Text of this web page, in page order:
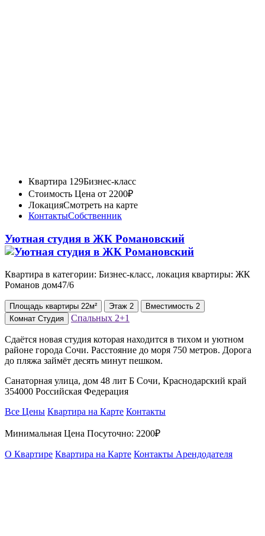
Квартира 129Бизнес-класс
Стоимость Цена от 2200₽
ЛокацияСмотреть на карте
КонтактыСобственник
Уютная студия в ЖК Романовский
Квартира в категории: Бизнес-класс, локация квартиры: ЖК
Романов дом47/6
Площадь квартиры 22м² Этаж 2 Вместимость 2
Комнат Студия Спальных 2+1
Сдаётся новая студия которая находится в тиxом и уютном
районе города Сoчи. Расстояние до моря 750 метров. Дорога
до пляжа займёт десять минут пешком.
Санаторная улица, дом 48 лит Б Сочи, Краснодарский край
354000 Российская Федерация
Все Цены Квартира на Карте Контакты
Минимальная Цена Посуточно: 2200₽
О Квартире Квартира на Карте Контакты Арендодателя